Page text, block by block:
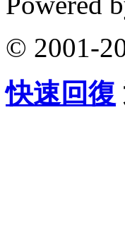
© 2001-
快速回復